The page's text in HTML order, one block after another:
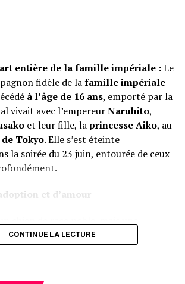
en Turquie
Trending
Le chien de Musk et
Asteroid, l’ambassadeur
Turquie d’ici 2025. Son engagement
animal continue d’inspirer et de
entière de la famille impériale :Le
fidèle de lafamille impériale
à l’âge de 16 ans, emporté par la
vivait avec l’empereurNaruhito,
et leur fille, laprincesse Aiko, au
Tokyo. Elle s’est éteinte
la soirée du 23 juin, entourée de ceux
et d’amour
au physique proche du Shiba Inu
dans unhôpital vétérinaire. Elle
en 2009, alors qu’elle n’avait que deux
CONTINUE LA LECTURE